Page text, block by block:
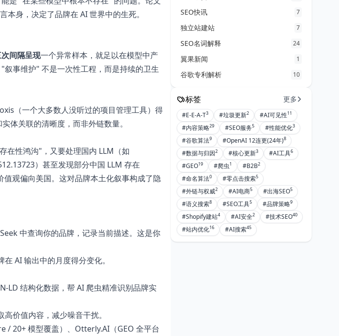
身，决定了品牌在 AI 世界中的生死。
间隔呈现一个异常样本，就足以在模型中产
事维护" 不是一次性工程，而是持续的卫生
（一个大多数人没听过的项目管理工具）得
体关联的清晰度，而非外链数量。
在性鸿沟"，又要处理国内 LLM（如
）甚至发现部分中国 LLM 存在
观偏向美国。这对品牌本土化叙事构成了隐
中查询你的品牌，记录当前描述。这是你
AI 输出中的月度得分变化。
LD 结构化数据，帮 AI 爬虫精准识别品牌实
价值内容，减少噪音干扰。
/ 20+ 模型覆盖）、Otterly.AI（GEO 全平台
SEO快讯 7
独立站建站 7
SEO名词解释 24
翼果新闻 1
谷歌专利解析 10
标签 更多
#E-E-A-T3 #垃圾更新2 #AI可见性11
#内容策略29 #SEO服务5 #性能优化3
#谷歌算法9 #OpenAI 12连更(24年)8
#数据与归因2 #核心更新3 #AI工具6
#GEO19 #爬虫1 #B2B2
#命名算法0 #零点击搜索5
#外链与权威2 #AI电商5 #出海SEO5
#语义搜索8 #SEO工具5 #品牌策略9
#Shopify建站4 #AI安全2 #技术SEO40
#站内优化16 #AI搜索45